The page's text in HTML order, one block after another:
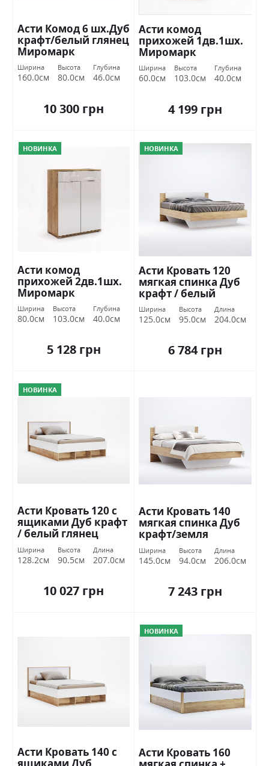
Асти Комод 6 шх.Дуб
крафт/белый глянец
Миромарк
Ширина
160.0см
Высота
80.0см
Глубина
46.0см
10 300 грн
Асти комод
прихожей 1дв.1шх.
Миромарк
Ширина
60.0см
Высота
103.0см
Глубина
40.0см
4 199 грн
НОВИНКА
Асти комод
прихожей 2дв.1шх.
Миромарк
Ширина
80.0см
Высота
103.0см
Глубина
40.0см
5 128 грн
НОВИНКА
Асти Кровать 120
мягкая спинка Дуб
крафт / белый
глянец Миромарк
Ширина
125.0см
Высота
95.0см
Длина
204.0см
6 784 грн
НОВИНКА
Асти Кровать 120 с
ящиками Дуб крафт
/ белый глянец
Миромарк
Ширина
128.2см
Высота
90.5см
Длина
207.0см
10 027 грн
Асти Кровать 140
мягкая спинка Дуб
крафт/земля
Миромарк
Ширина
145.0см
Высота
94.0см
Длина
206.0см
7 243 грн
Асти Кровать 140 с
НОВИНКА
Асти Кровать 160